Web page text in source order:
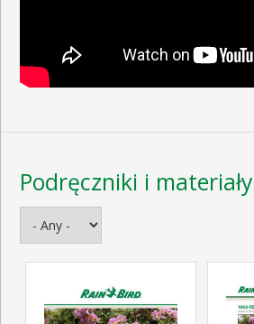
Podręczniki i materiały